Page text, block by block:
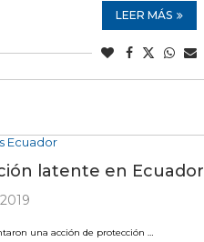
LEER MÁS
Ecuador
latente en Ecuador
una acción de protección …